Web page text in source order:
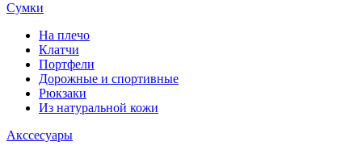
Сумки
На плечо
Клатчи
Портфели
Дорожные и спортивные
Рюкзаки
Из натуральной кожи
Акссесуары